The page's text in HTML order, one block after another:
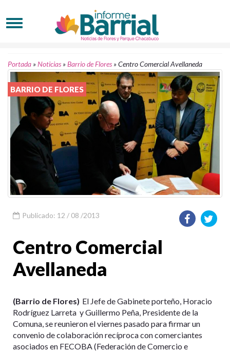
Portada »Noticias »Barrio de Flores »Centro Comercial Avellaneda
BARRIO DE FLORES
Publicado: 12 / 08 /2013
Centro Comercial
Avellaneda
(Barrio de Flores) El Jefe de Gabinete porteño, Horacio
Rodríguez Larreta y Guillermo Peña, Presidente de la
Comuna, se reunieron el viernes pasado para firmar un
convenio de colaboración recíproca con comerciantes
asociados en FECOBA (Federación de Comercio e